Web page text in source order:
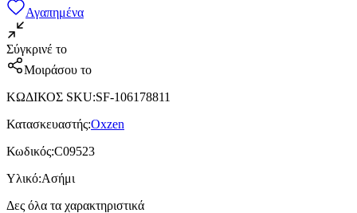
Αγαπημένα
Σύγκρινέ το
Μοιράσου το
ΚΩΔΙΚΟΣ SKU:SF-106178811
Κατασκευαστής:Oxzen
Κωδικός:C09523
Υλικό:Ασήμι
Δες όλα τα χαρακτηριστικά